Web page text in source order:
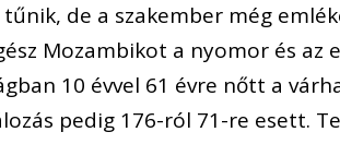
de a szakember még
Mozambikot a nyomor és az
10 évvel 61 évre nőtt a
pedig 176-ról 71-re esett.